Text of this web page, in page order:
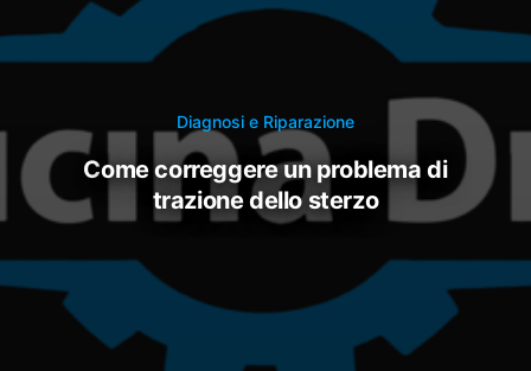
Diagnosi e Riparazione
come correggere un problema di
trazione dello sterzo